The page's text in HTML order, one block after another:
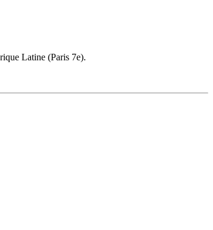
Latine (Paris 7e).